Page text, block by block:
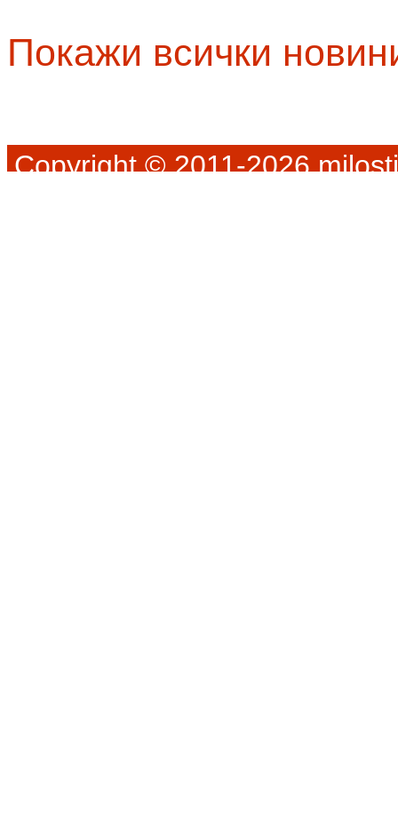
Покажи всички
Copyright © 2011-2026